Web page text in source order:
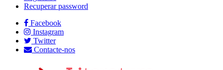
Recuperar password
Facebook
Instagram
Twitter
Contacte-nos